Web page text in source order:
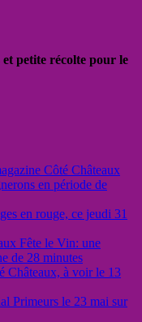
et petite récolte pour le
Côté Châteaux
en période de
en rouge, ce jeudi 31
Fête le Vin: une
de 28 minutes
Châteaux, à voir le 13
Primeurs le 23 mai sur